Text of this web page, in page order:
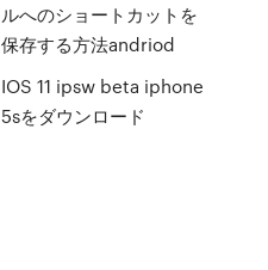
ルへのショートカットを
保存する方法andriod
IOS 11 ipsw beta iphone
5sをダウンロード